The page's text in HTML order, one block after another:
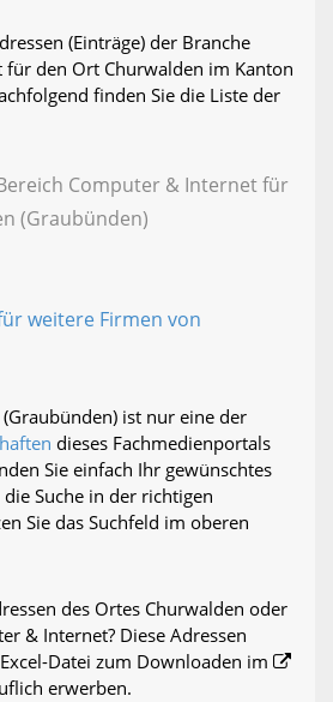
(Einträge) der Branche
den Ort Churwalden im Kanton
finden Sie die Liste der
Computer & Internet für
(Graubünden)
weitere Firmen von
ist nur eine der
dieses Fachmedienportals
Sie einfach Ihr gewünschtes
Suche in der richtigen
Sie das Suchfeld im oberen
des Ortes Churwalden oder
& Internet? Diese Adressen
Datei zum Downloaden im
erwerben.